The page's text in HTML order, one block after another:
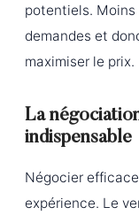
potentiels.
demandes et
maximiser le prix.
La
indispensable
Négocier
expérience. Le